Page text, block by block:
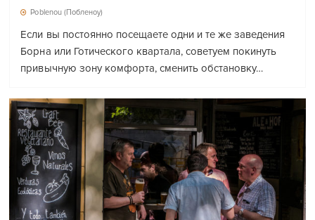
Poblenou (Побленоу)
Если вы постоянно посещаете одни и те же заведения
Борна или Готического квартала, советуем покинуть
привычную зону комфорта, сменить обстановку…